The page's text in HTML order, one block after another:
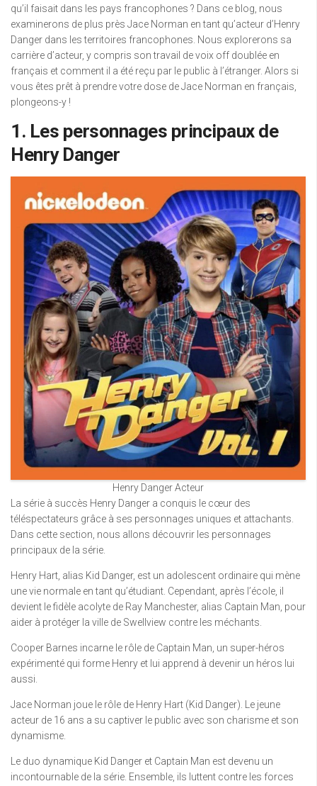
qu’il faisait dans les pays francophones ? Dans ce blog, nous
examinerons de plus près Jace Norman en tant qu’acteur d’Henry
Danger dans les territoires francophones. Nous explorerons sa
carrière d’acteur, y compris son travail de voix off doublée en
français et comment il a été reçu par le public à l’étranger. Alors si
vous êtes prêt à prendre votre dose de Jace Norman en français,
plongeons-y !
1. Les personnages principaux de
Henry Danger
Henry Danger Acteur
La série à succès Henry Danger a conquis le cœur des
téléspectateurs grâce à ses personnages uniques et attachants.
Dans cette section, nous allons découvrir les personnages
principaux de la série.
Henry Hart, alias Kid Danger, est un adolescent ordinaire qui mène
une vie normale en tant qu’étudiant. Cependant, après l’école, il
devient le fidèle acolyte de Ray Manchester, alias Captain Man, pour
aider à protéger la ville de Swellview contre les méchants.
Cooper Barnes incarne le rôle de Captain Man, un super-héros
expérimenté qui forme Henry et lui apprend à devenir un héros lui
aussi.
Jace Norman joue le rôle de Henry Hart (Kid Danger). Le jeune
acteur de 16 ans a su captiver le public avec son charisme et son
dynamisme.
Le duo dynamique Kid Danger et Captain Man est devenu un
incontournable de la série. Ensemble, ils luttent contre les forces